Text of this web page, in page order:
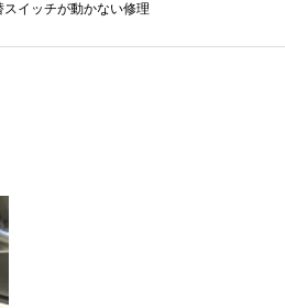
イッチが動かない修理